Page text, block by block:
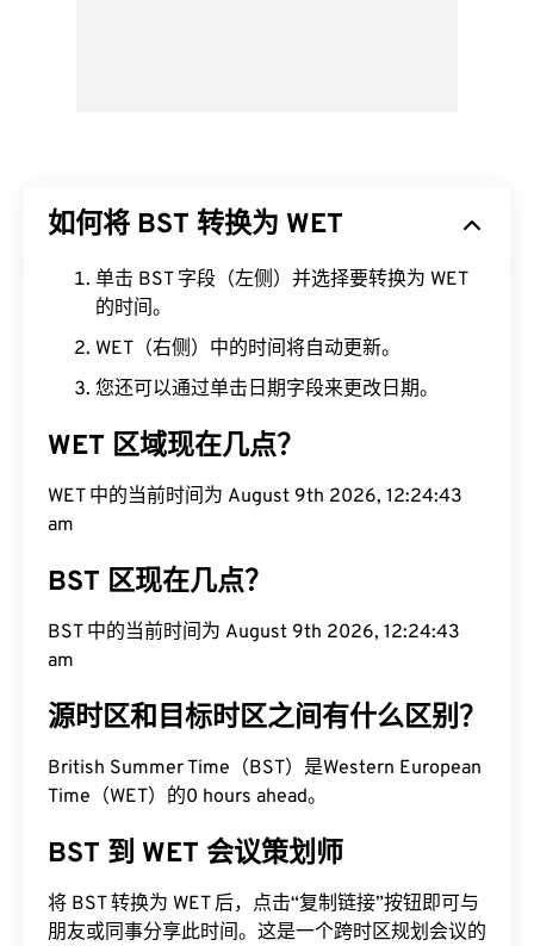
如何将 BST 转换为 WET
单击 BST 字段（左侧）并选择要转换为 WET
的时间。
WET（右侧）中的时间将自动更新。
您还可以通过单击日期字段来更改日期。
WET 区域现在几点？
WET 中的当前时间为 August 9th 2026, 12:24:44
am
BST 区现在几点？
BST 中的当前时间为 August 9th 2026, 12:24:44
am
源时区和目标时区之间有什么区别？
British Summer Time（BST）是Western European
Time（WET）的0 hours ahead。
BST 到 WET 会议策划师
将 BST 转换为 WET 后，点击“复制链接”按钮即可与
朋友或同事分享此时间。这是一个跨时区规划会议的